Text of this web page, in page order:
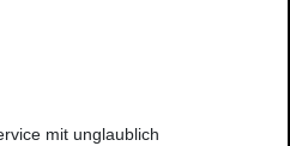
mit unglaublich